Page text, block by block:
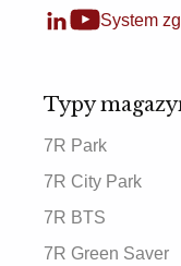
System
Typy
7R Park
7R City Park
7R BTS
7R Green Saver